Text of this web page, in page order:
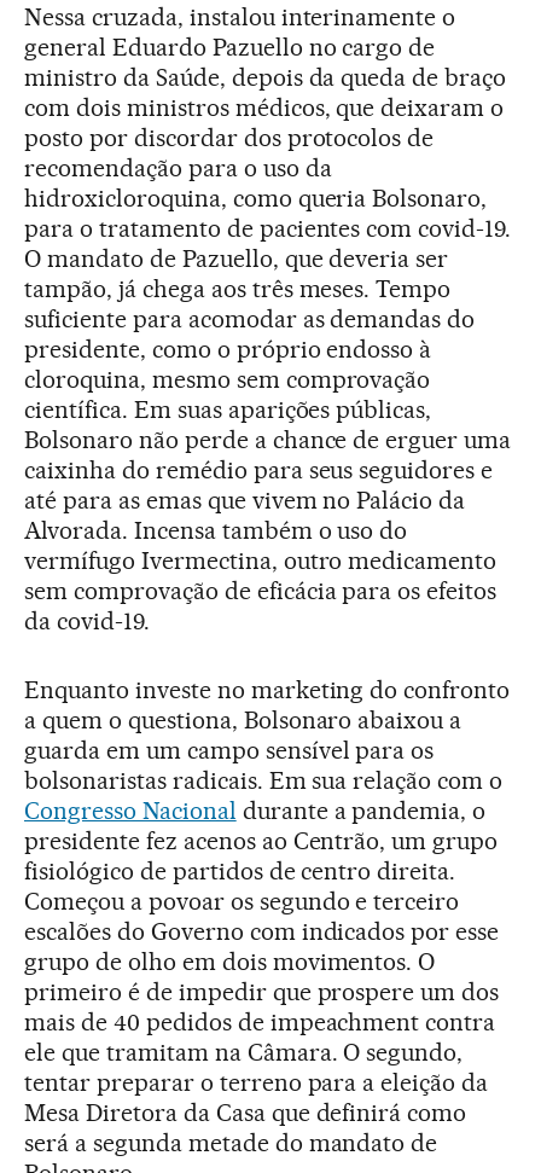
Nessa cruzada, instalou interinamente o
general Eduardo Pazuello no cargo de
ministro da Saúde, depois da queda de braço
com dois ministros médicos, que deixaram o
posto por discordar dos protocolos de
recomendação para o uso da
hidroxicloroquina, como queria Bolsonaro,
para o tratamento de pacientes com covid-19.
O mandato de Pazuello, que deveria ser
tampão, já chega aos três meses. Tempo
suficiente para acomodar as demandas do
presidente, como o próprio endosso à
cloroquina, mesmo sem comprovação
científica. Em suas aparições públicas,
Bolsonaro não perde a chance de erguer uma
caixinha do remédio para seus seguidores e
até para as emas que vivem no Palácio da
Alvorada. Incensa também o uso do
vermífugo Ivermectina, outro medicamento
sem comprovação de eficácia para os efeitos
da covid-19.
Enquanto investe no marketing do confronto
a quem o questiona, Bolsonaro abaixou a
guarda em um campo sensível para os
bolsonaristas radicais. Em sua relação com o
Congresso Nacional durante a pandemia, o
presidente fez acenos ao Centrão, um grupo
fisiológico de partidos de centro direita.
Começou a povoar os segundo e terceiro
escalões do Governo com indicados por esse
grupo de olho em dois movimentos. O
primeiro é de impedir que prospere um dos
mais de 40 pedidos de impeachment contra
ele que tramitam na Câmara. O segundo,
tentar preparar o terreno para a eleição da
Mesa Diretora da Casa que definirá como
será a segunda metade do mandato de